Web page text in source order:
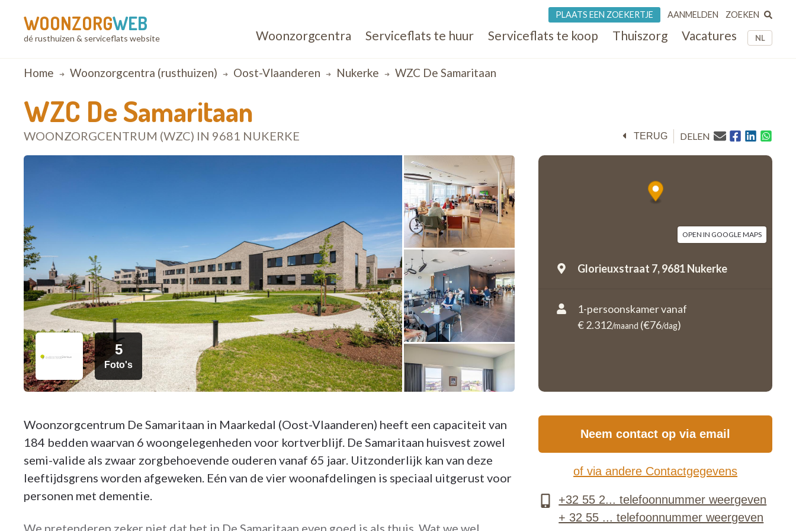
WOONZORGWEB
dé rusthuizen & serviceflats website NL
Woonzorgcentra Serviceflats te huur Serviceflats te koop Thuiszorg Vacatures
PLAATS EEN ZOEKERTJE AANMELDEN ZOEKEN
Breadcrumb
Home Woonzorgcentra (rusthuizen) Oost-Vlaanderen Nukerke WZC De Samaritaan
WZC De Samaritaan
WOONZORGCENTRUM (WZC) IN 9681 NUKERKE TERUG DELEN
5
Foto's
OPEN IN GOOGLE MAPS
Glorieuxstraat 7,9681 Nukerke
1-persoonskamer vanaf
€ 2.312/maand (€76/dag)
Woonzorgcentrum De Samaritaan in Maarkedal (Oost-Vlaanderen) heeft een capaciteit van
184 bedden waarvan 6 woongelegenheden voor kortverblijf. De Samaritaan huisvest zowel
semi-valide als zwaar zorgbehoevende ouderen vanaf 65 jaar. Uitzonderlijk kan van deze
leeftijdsgrens worden afgeweken. Eén van de vier woonafdelingen is speciaal uitgerust voor
personen met dementie.
We pretenderen zeker niet dat het in De Samaritaan even goed is als thuis. Wat we wel
Neem contact op via email
of via andere Contactgegevens